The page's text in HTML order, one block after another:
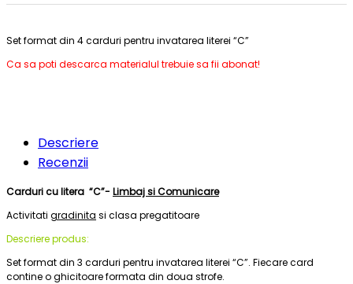
Set format din 4 carduri pentru invatarea literei “C”
Ca sa poti descarca materialul trebuie sa fii abonat!
Descriere
Recenzii
Carduri cu litera “C”- Limbaj si Comunicare
Activitati gradinita si clasa pregatitoare
Descriere produs:
Set format din 3 carduri pentru invatarea literei “C”. Fiecare card
contine o ghicitoare formata din doua strofe.